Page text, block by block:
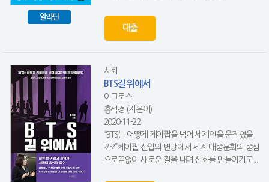
알라딘
대출
사회
BTS길 위에서
어크로스
홍석경 (지은이)
2020-11-22
“BTS는 어떻게 케이팝을 넘어 세계인을 움직였을
까?”케이팝 산업의 변방에서 세계 대중문화의 중심
으로끝없이 새로운 길을 내며 신화를 만들어가고 ...